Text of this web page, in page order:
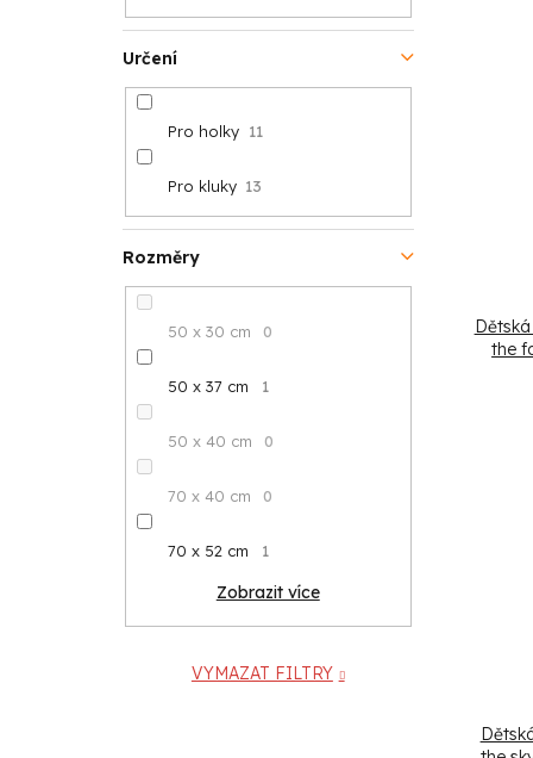
Rozměry
50 x 30 cm 0
50 x 37 cm 1
50 x 40 cm 0
70 x 40 cm 0
70 x 52 cm 1
Zobrazit více
Určení
Pro holky 11
Pro kluky 13
VYMAZAT FILTRY
the